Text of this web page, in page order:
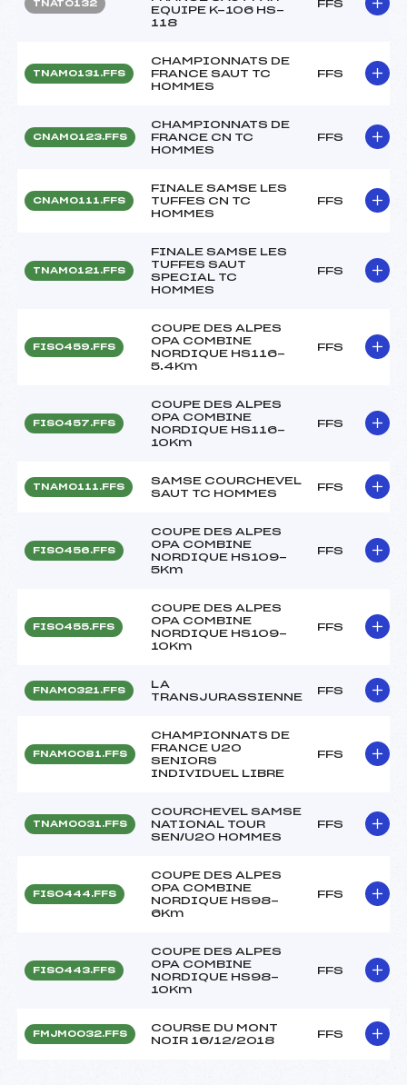
TNAT0132
EQUIPE K-106 HS-
118
FFS
TNAM0131.FFS
CHAMPIONNATS DE
FRANCE SAUT TC
HOMMES
FFS
CNAM0123.FFS
CHAMPIONNATS DE
FRANCE CN TC
HOMMES
FFS
CNAM0111.FFS
FINALE SAMSE LES
TUFFES CN TC
HOMMES
FFS
TNAM0121.FFS
FINALE SAMSE LES
TUFFES SAUT
SPECIAL TC
HOMMES
FFS
FIS0459.FFS
COUPE DES ALPES
OPA COMBINE
NORDIQUE HS116-
5.4Km
FFS
FIS0457.FFS
COUPE DES ALPES
OPA COMBINE
NORDIQUE HS116-
10Km
FFS
TNAM0111.FFS
SAMSE COURCHEVEL
SAUT TC HOMMES
FFS
FIS0456.FFS
COUPE DES ALPES
OPA COMBINE
NORDIQUE HS109-
5Km
FFS
FIS0455.FFS
COUPE DES ALPES
OPA COMBINE
NORDIQUE HS109-
10Km
FFS
FNAM0321.FFS
LA
TRANSJURASSIENNE
FFS
FNAM0081.FFS
CHAMPIONNATS DE
FRANCE U20
SENIORS
INDIVIDUEL LIBRE
FFS
TNAM0031.FFS
COURCHEVEL SAMSE
NATIONAL TOUR
SEN/U20 HOMMES
FFS
FIS0444.FFS
COUPE DES ALPES
OPA COMBINE
NORDIQUE HS98-
6Km
FFS
FIS0443.FFS
COUPE DES ALPES
OPA COMBINE
NORDIQUE HS98-
10Km
FFS
FMJM0032.FFS
COURSE DU MONT
NOIR 16/12/2018
FFS